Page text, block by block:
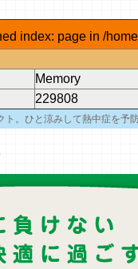
index: page in /
Memory
229808
。ひと涼みして熱中症を予防